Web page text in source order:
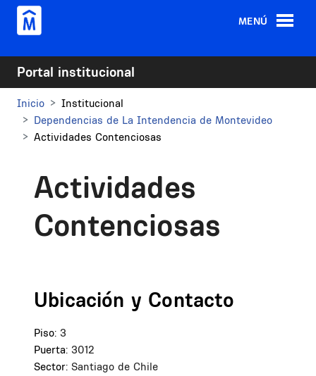
Pasar al contenido principal
MENÚ
Portal institucional
Inicio
Institucional
Dependencias de La Intendencia de Montevideo
Actividades Contenciosas
Actividades
Contenciosas
Ubicación y Contacto
Piso: 3
Puerta: 3012
Sector: Santiago de Chile